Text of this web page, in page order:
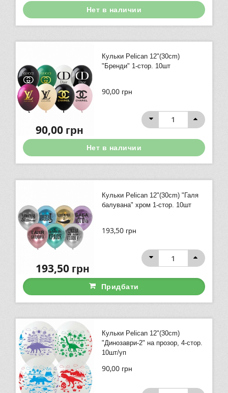
Нет в наличии
Кульки Pelican 12"(30сm)
"Бренди" 1-стор. 10шт
90,00 грн
90,00грн
Нет в наличии
Кульки Pelican 12"(30сm) "Галя
балувана" хром 1-стор. 10шт
193,50 грн
193,50грн
Придбати
Кульки Pelican 12"(30сm)
"Динозаври-2" на прозор, 4-стор.
10шт/уп
90,00 грн